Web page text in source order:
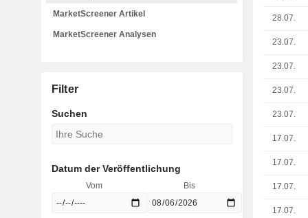
28.07.
23.07.
23.07.
23.07.
23.07.
17.07.
17.07.
17.07.
17.07.
MarketScreener Artikel
MarketScreener Analysen
Filter
Suchen
Datum der Veröffentlichung
Vom Bis